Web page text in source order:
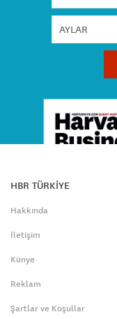
HBR TÜRKİYE
Hakkında
İletişim
Künye
Reklam
Şartlar ve Koşullar